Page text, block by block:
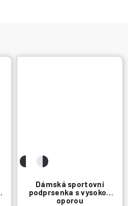
Dámská sportovní
podprsenka s vysokou
oporou